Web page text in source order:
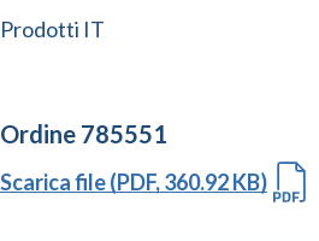
Prodotti IT
Ordine 785551
Scarica file (PDF, 360.92 KB)